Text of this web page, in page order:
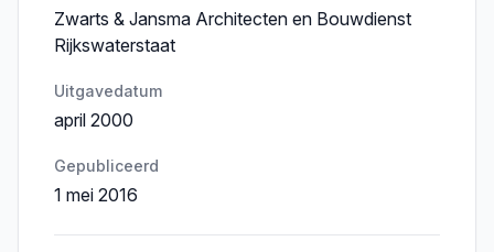
Zwarts & Jansma Architecten en Bouwdienst
Rijkswaterstaat
Uitgavedatum
april 2000
Gepubliceerd
1 mei 2016